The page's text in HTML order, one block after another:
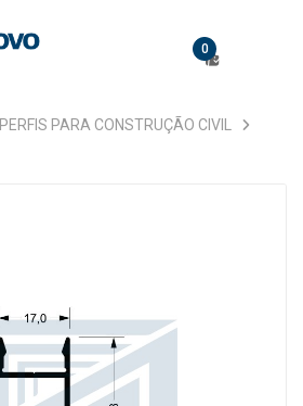
0
PERFIS PARA CONSTRUÇÃO CIVIL